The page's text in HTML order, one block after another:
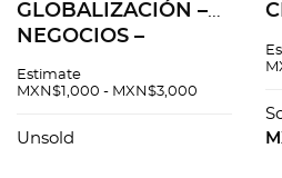
GLOBALIZACIÓN –
NEGOCIOS –
EN INGLÉS Y EN
Estimate
MXN$1,000 - MXN$3,000
Unsold